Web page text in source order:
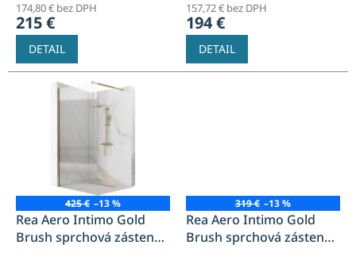
174,80 € bez DPH
215 €
DETAIL
157,72 € bez DPH
194 €
DETAIL
425 € –13 %
Rea Aero Intimo Gold
Brush sprchová zástena
319 € –13 %
Rea Aero Intimo Gold
Brush sprchová zástena